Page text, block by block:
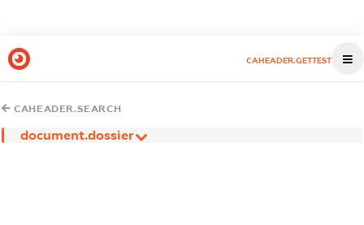
CAHEADER.GETTEST
CAHEADER.SEARCH
document.dossier